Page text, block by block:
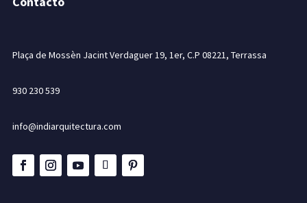
Plaça de Mossèn Jacint Verdaguer 19, 1er, C.P 08221, Terrassa
930 230 539
info@indiarquitectura.com